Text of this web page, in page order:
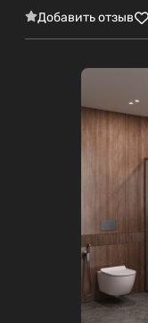
Добавить отзыв